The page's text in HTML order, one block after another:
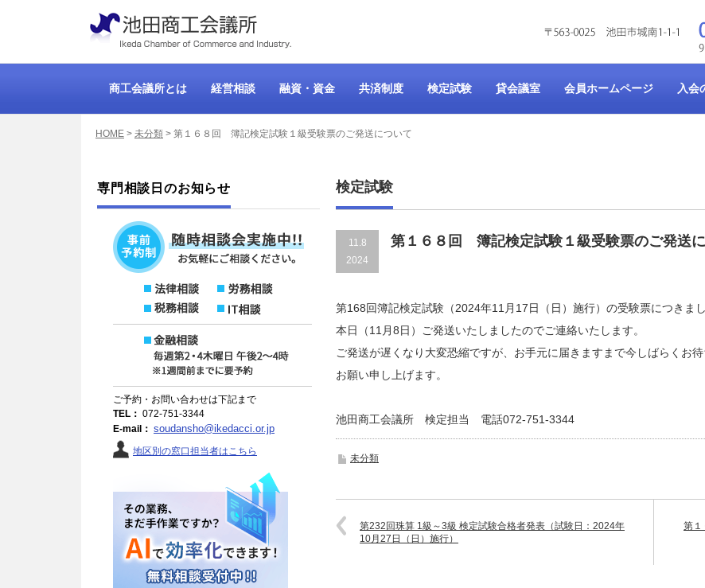
商工会議所とは 経営相談 融資・資金 共済制度 検定試験 貸会議室 会員ホームページ 入会
HOME > 未分類 > 第１６８回 簿記検定試験１級受験票のご発送について
検定試験
11.8
2024
第１６８回 簿記検定試験１級受験票のご発送
第168回簿記検定試験（2024年11月17日（日）施行）の受験票につきま
本日（11月8日）ご発送いたしましたのでご連絡いたします。
ご発送が遅くなり大変恐縮ですが、お手元に届きますまで今しばらくお
お願い申し上げます。
池田商工会議所 検定担当 電話072-751-3344
未分類
第232回珠算 1級～3級 検定試験合格者発表（試験日：2024年
10月27日（日）施行）
第
専門相談日のお知らせ
ご予約・お問い合わせは下記まで
TEL： 072-751-3344
E-mail： soudansho@ikedacci.or.jp
地区別の窓口担当者はこちら